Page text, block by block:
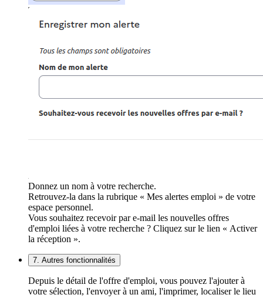
Donnez un nom à votre recherche.
Retrouvez-la dans la rubrique « Mes alertes emploi » de votre
espace personnel.
Vous souhaitez recevoir par e-mail les nouvelles offres
d'emploi liées à votre recherche ? Cliquez sur le lien « Activer
la réception ».
7. Autres fonctionnalités
Depuis le détail de l'offre d'emploi, vous pouvez l'ajouter à
votre sélection, l'envoyer à un ami, l'imprimer, localiser le lieu